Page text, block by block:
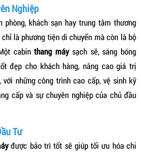
Nghiệp
phòng, khách sạn hay trung tâm thương
là phương tiện di chuyển mà còn là bộ
cabinthang máysạch sẽ, sáng bóng
đẹp cho khách hàng, nâng cao giá trị
những công trình cao cấp, vệ sinh kỹ
cấp và sự chuyên nghiệp của chủ đầu
Tư
được bảo trì tốt sẽ giúp tối ưu hóa chi